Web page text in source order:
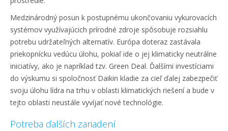
Medzinárodný posun k postupnému ukončovaniu vykurovacích
systémov využívajúcich prírodné zdroje spôsobuje rozsiahlu
potrebu udržateľných alternatív. Európa doteraz zastávala
priekopnícku vedúcu úlohu, pokiaľ ide o jej klimaticky neutrálne
iniciatívy, ako je napríklad tzv. Green Deal. Ďalšími investíciami
do výskumu si spoločnosť Daikin kladie za cieľ ďalej zabezpečiť
svoju úlohu lídra na trhu v oblasti klimatických riešení a bude v
tejto oblasti neustále vyvíjať nové technológie.
Potreba ďalších zariadení